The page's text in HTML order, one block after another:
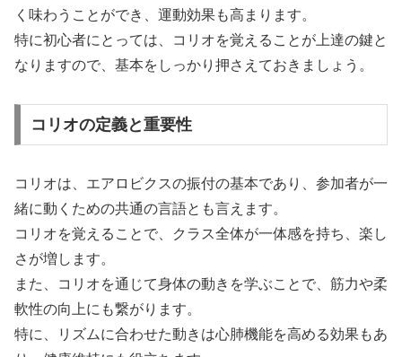
く味わうことができ、運動効果も高まります。
特に初心者にとっては、コリオを覚えることが上達の鍵と
なりますので、基本をしっかり押さえておきましょう。
コリオの定義と重要性
コリオは、エアロビクスの振付の基本であり、参加者が一
緒に動くための共通の言語とも言えます。
コリオを覚えることで、クラス全体が一体感を持ち、楽し
さが増します。
また、コリオを通じて身体の動きを学ぶことで、筋力や柔
軟性の向上にも繋がります。
特に、リズムに合わせた動きは心肺機能を高める効果もあ